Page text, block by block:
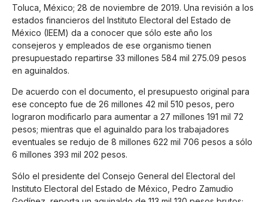
Toluca, México; 28 de noviembre de 2019. Una revisión a los
estados financieros del Instituto Electoral del Estado de
México (IEEM) da a conocer que sólo este año los
consejeros y empleados de ese organismo tienen
presupuestado repartirse 33 millones 584 mil 275.09 pesos
en aguinaldos.
De acuerdo con el documento, el presupuesto original para
ese concepto fue de 26 millones 42 mil 510 pesos, pero
lograron modificarlo para aumentar a 27 millones 191 mil 72
pesos; mientras que el aguinaldo para los trabajadores
eventuales se redujo de 8 millones 622 mil 706 pesos a sólo
6 millones 393 mil 202 pesos.
Sólo el presidente del Consejo General del Electoral del
Instituto Electoral del Estado de México, Pedro Zamudio